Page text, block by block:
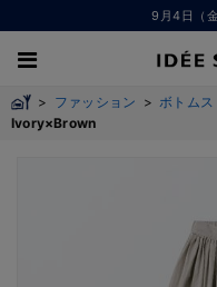
9月4日（
> ファッション >ボトムス
Ivory×Brown